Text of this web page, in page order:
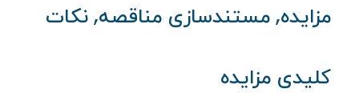
مزایده, مستندسازی مناقصه, نکات
کلیدی مزایده